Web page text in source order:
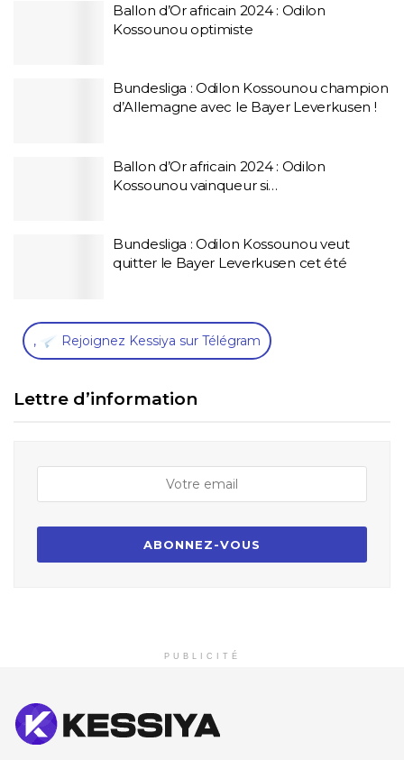
Ballon d’Or africain 2024 : Odilon
Kossounou optimiste
Bundesliga : Odilon Kossounou champion
d’Allemagne avec le Bayer Leverkusen !
Ballon d’Or africain 2024 : Odilon
Kossounou vainqueur si…
Bundesliga : Odilon Kossounou veut
quitter le Bayer Leverkusen cet été
, Rejoignez Kessiya sur Télégram
Lettre d’information
PUBLICITÉ